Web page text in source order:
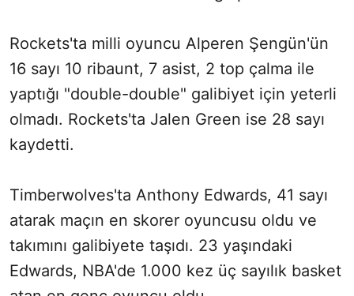
Rockets'ta milli oyuncu Alperen Şengün'ün
16 sayı 10 ribaunt, 7 asist, 2 top çalma ile
yaptığı "double-double" galibiyet için yeterli
olmadı. Rockets'ta Jalen Green ise 28 sayı
kaydetti.
Timberwolves'ta Anthony Edwards, 41 sayı
atarak maçın en skorer oyuncusu oldu ve
takımını galibiyete taşıdı. 23 yaşındaki
Edwards, NBA'de 1.000 kez üç sayılık basket